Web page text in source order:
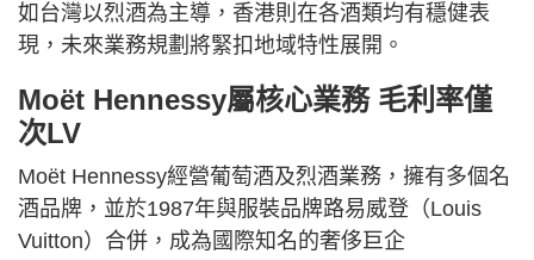
如台灣以烈酒為主導，香港則在各酒類均有穩健表
現，未來業務規劃將緊扣地域特性展開。
Moët Hennessy屬核心業務 毛利率僅
次LV
Moët Hennessy經營葡萄酒及烈酒業務，擁有多個名
酒品牌，並於1987年與服裝品牌路易威登（Louis
Vuitton）合併，成為國際知名的奢侈巨企